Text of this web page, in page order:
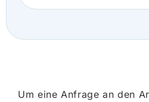
Um eine Anfrage an den